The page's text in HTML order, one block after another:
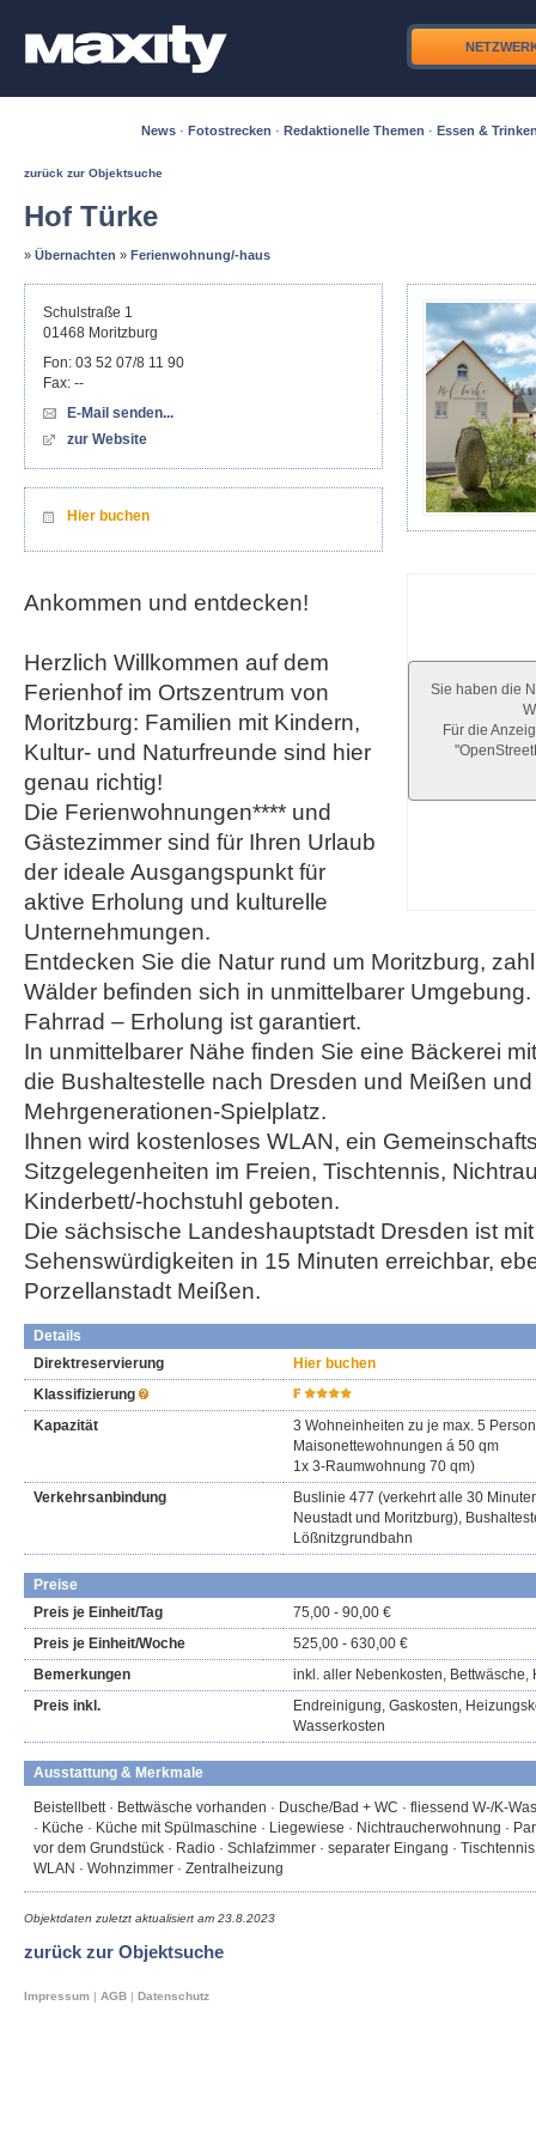
News · Fotostrecken · Redaktionelle Themen · Essen &
zurück zur Objektsuche
Hof Türke
» Übernachten » Ferienwohnung/-haus
Sie haben die
Für die
Schulstraße 1
01468 Moritzburg
Fon: 03 52 07/8 11 90
Fax: --
E-Mail senden...
zur Website
Hier buchen
Ankommen und entdecken!
Herzlich Willkommen auf dem
Ferienhof im Ortszentrum von
Moritzburg: Familien mit Kindern,
Kultur- und Naturfreunde sind hier
genau richtig!
Die Ferienwohnungen**** und
Gästezimmer sind für Ihren Urlaub
der ideale Ausgangspunkt für
aktive Erholung und kulturelle
Unternehmungen.
Entdecken Sie die Natur rund um Moritzburg,
Wälder befinden sich in unmittelbarer
Fahrrad – Erholung ist garantiert.
In unmittelbarer Nähe finden Sie eine Bäckerei
die Bushaltestelle nach Dresden und Meißen
Mehrgenerationen-Spielplatz.
Ihnen wird kostenloses WLAN, ein
Sitzgelegenheiten im Freien, Tischtennis,
Kinderbett/-hochstuhl geboten.
Die sächsische Landeshauptstadt Dresden ist
Sehenswürdigkeiten in 15 Minuten erreichbar,
Porzellanstadt Meißen.
Details
Direktreservierung
Hier buchen
Klassifizierung
Kapazität
3 Wohneinheiten zu je max. 5
Maisonettewohnungen á 50 qm
1x 3-Raumwohnung 70 qm)
Verkehrsanbindung
Buslinie 477 (verkehrt alle 30
Neustadt und Moritzburg),
Lößnitzgrundbahn
Preise
Preis je Einheit/Tag
75,00 - 90,00 €
Preis je Einheit/Woche
525,00 - 630,00 €
Bemerkungen
inkl. aller Nebenkosten, Bettwäsche,
Preis inkl.
Endreinigung, Gaskosten,
Wasserkosten
Ausstattung & Merkmale
Beistellbett · Bettwäsche vorhanden · Dusche/Bad + WC · fliessend W-/K-
· Küche · Küche mit Spülmaschine · Liegewiese · Nichtraucherwohnung ·
vor dem Grundstück · Radio · Schlafzimmer · separater Eingang ·
WLAN · Wohnzimmer · Zentralheizung
Objektdaten zuletzt aktualisiert am 23.8.2023
zurück zur Objektsuche
Impressum | AGB | Datenschutz